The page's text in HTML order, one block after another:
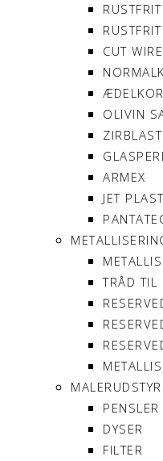
CUT WIRE
OLIVIN
ZIRBLAST
ARMEX
JET PLAST
TRÅD TIL
MALERUDSTYR
PENSLER
DYSER
FILTER